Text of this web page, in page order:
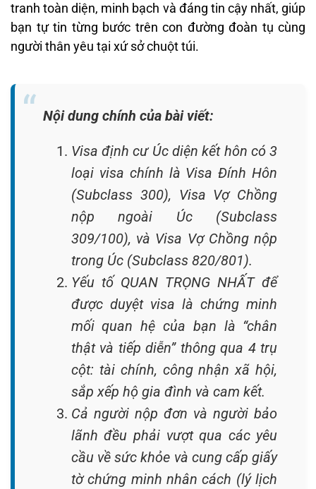
tranh toàn diện, minh bạch và đáng tin cậy nhất, giúp
bạn tự tin từng bước trên con đường đoàn tụ cùng
người thân yêu tại xứ sở chuột túi.
Nội dung chính của bài viết:
Visa định cư Úc diện kết hôn có 3
loại visa chính là Visa Đính Hôn
(Subclass 300), Visa Vợ Chồng
nộp ngoài Úc (Subclass
309/100), và Visa Vợ Chồng nộp
trong Úc (Subclass 820/801).
Yếu tố QUAN TRỌNG NHẤT để
được duyệt visa là chứng minh
mối quan hệ của bạn là “chân
thật và tiếp diễn” thông qua 4 trụ
cột: tài chính, công nhận xã hội,
sắp xếp hộ gia đình và cam kết.
Cả người nộp đơn và người bảo
lãnh đều phải vượt qua các yêu
cầu về sức khỏe và cung cấp giấy
tờ chứng minh nhân cách (lý lịch